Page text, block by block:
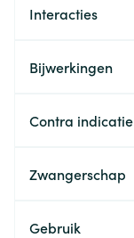
Interacties
Bijwerkingen
Contra indicatie
Zwangerschap
Gebruik